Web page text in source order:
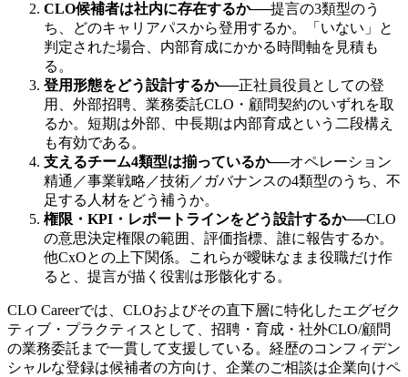
CLO候補者は社内に存在するか──提言の3類型のう
ち、どのキャリアパスから登用するか。「いない」と
判定された場合、内部育成にかかる時間軸を見積も
る。
登用形態をどう設計するか──正社員役員としての登
用、外部招聘、業務委託CLO・顧問契約のいずれを取
るか。短期は外部、中長期は内部育成という二段構え
も有効である。
支えるチーム4類型は揃っているか──オペレーション
精通／事業戦略／技術／ガバナンスの4類型のうち、不
足する人材をどう補うか。
権限・KPI・レポートラインをどう設計するか──CLO
の意思決定権限の範囲、評価指標、誰に報告するか。
他CxOとの上下関係。これらが曖昧なまま役職だけ作
ると、提言が描く役割は形骸化する。
CLO Careerでは、CLOおよびその直下層に特化したエグゼク
ティブ・プラクティスとして、招聘・育成・社外CLO/顧問
の業務委託まで一貫して支援している。経歴のコンフィデン
シャルな登録は候補者の方向け、企業のご相談は企業向けペ